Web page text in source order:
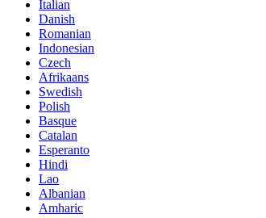
Italian
Danish
Romanian
Indonesian
Czech
Afrikaans
Swedish
Polish
Basque
Catalan
Esperanto
Hindi
Lao
Albanian
Amharic